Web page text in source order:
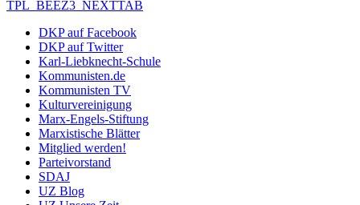
TPL_BEEZ3_NEXTTAB
DKP auf Facebook
DKP auf Twitter
Karl-Liebknecht-Schule
Kommunisten.de
Kommunisten TV
Kulturvereinigung
Marx-Engels-Stiftung
Marxistische Blätter
Mitglied werden!
Parteivorstand
SDAJ
UZ Blog